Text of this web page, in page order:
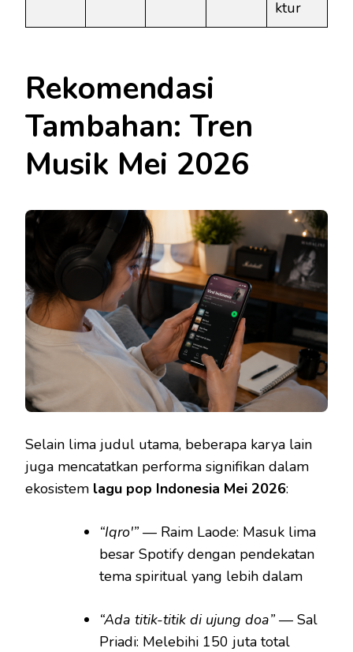
ktur
Rekomendasi
Tambahan: Tren
Musik Mei 2026
Selain lima judul utama, beberapa karya lain
juga mencatatkan performa signifikan dalam
ekosistem lagu pop Indonesia Mei 2026:
“Iqro'” — Raim Laode: Masuk lima
besar Spotify dengan pendekatan
tema spiritual yang lebih dalam
“Ada titik-titik di ujung doa” — Sal
Priadi: Melebihi 150 juta total